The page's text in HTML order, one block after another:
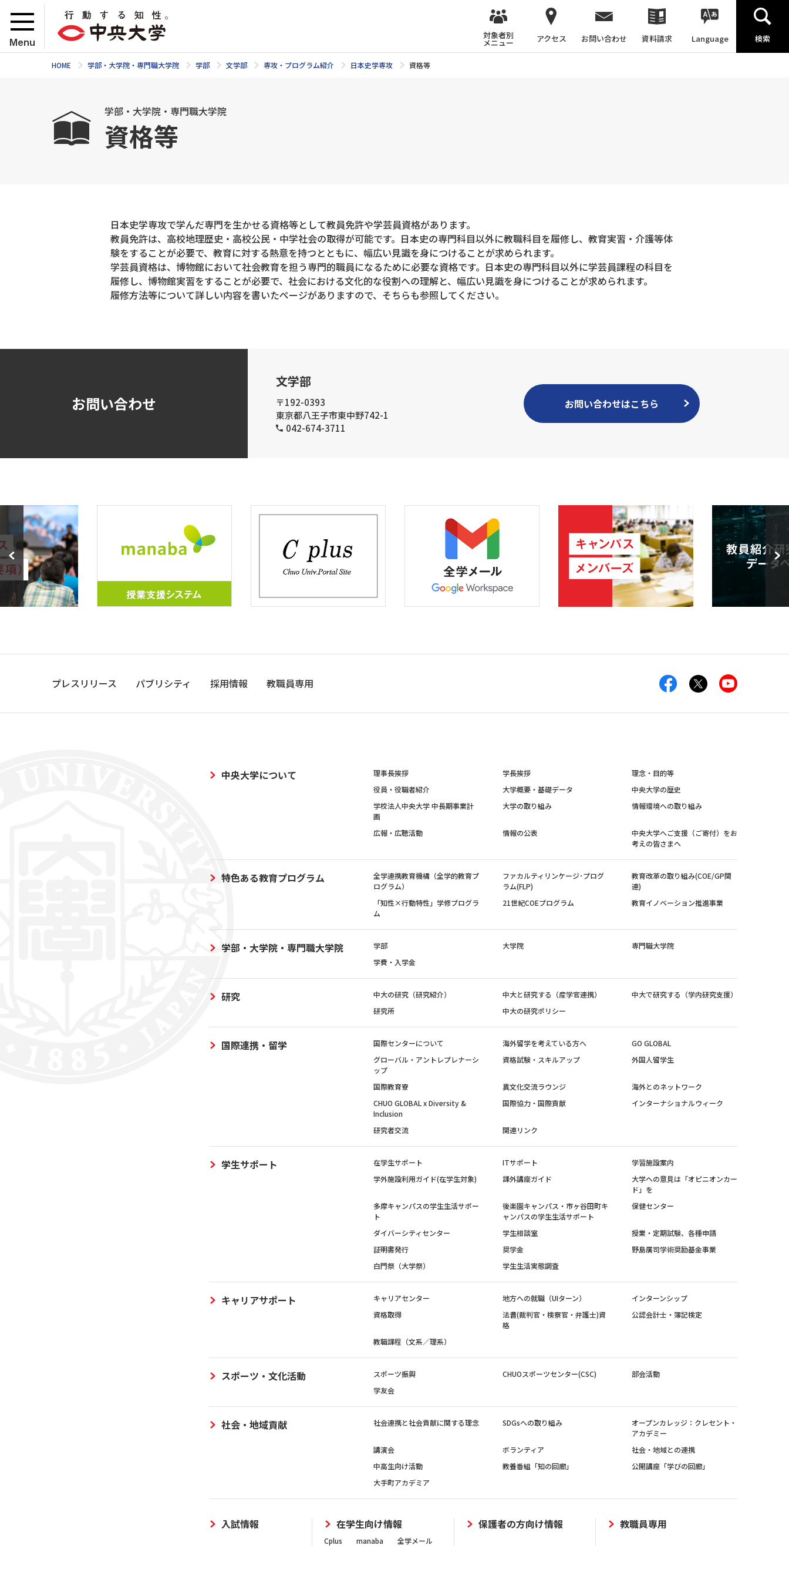
Menu
対象者別
メニュー アクセス お問い合わせ 資料請求 Language 検索
HOME 学部・大学院・専門職大学院 学部 文学部 専攻・プログラム紹介 日本史学専攻 資格等
学部・大学院・専門職大学院
資格等
日本史学専攻で学んだ専門を生かせる資格等として教員免許や学芸員資格があります。
教員免許は、高校地理歴史・高校公民・中学社会の取得が可能です。日本史の専門科目以外に教職科目を履修し、教育実習・介護等体
験をすることが必要で、教育に対する熱意を持つとともに、幅広い見識を身につけることが求められます。
学芸員資格は、博物館において社会教育を担う専門的職員になるために必要な資格です。日本史の専門科目以外に学芸員課程の科目を
履修し、博物館実習をすることが必要で、社会における文化的な役割への理解と、幅広い見識を身につけることが求められます。
履修方法等について詳しい内容を書いたページがありますので、そちらも参照してください。
お問い合わせ
文学部
〒192-0393
東京都八王子市東中野742-1
042-674-3711
お問い合わせはこちら
プレスリリース パブリシティ 採用情報 教職員専用
中央大学について 理事長挨拶 学長挨拶
理念・目的等
役員・役職者紹介
大学概要・基礎データ
中央大学の歴史
学校法人中央大学 中長期事業計
画
大学の取り組み 情報環境への取り組み
広報・広聴活動 情報の公表
中央大学へご支援（ご寄付）をお
考えの皆さまへ
特色ある教育プログラム
全学連携教育機構（全学的教育プ
ログラム）
ファカルティリンケージ･プログ
ラム(FLP)
教育改革の取り組み(COE/GP関
連)
「知性×行動特性」学修プログラ
ム
21世紀COEプログラム 教育イノベーション推進事業
学部・大学院・専門職大学院 学部 大学院
専門職大学院
学費・入学金
研究 中大の研究（研究紹介） 中大と研究する（産学官連携）
中大で研究する（学内研究支援）
研究所
中大の研究ポリシー
国際連携・留学 国際センターについて 海外留学を考えている方へ
GO GLOBAL
グローバル・アントレプレナーシ
ップ
資格試験・スキルアップ 外国人留学生
国際教育寮 異文化交流ラウンジ
海外とのネットワーク
CHUO GLOBAL x Diversity &
Inclusion
国際協力・国際貢献 インターナショナルウィーク
研究者交流 関連リンク
学生サポート 在学生サポート ITサポート
学習施設案内
学外施設利用ガイド(在学生対象)
課外講座ガイド
大学への意見は「オピニオンカー
ド」を
多摩キャンパスの学生生活サポー
ト
後楽園キャンパス・市ヶ谷田町キ
ャンパスの学生生活サポート
保健センター
ダイバーシティセンター 学生相談室
授業・定期試験、各種申請
証明書発行
奨学金
野島廣司学術奨励基金事業
白門祭（大学祭）
学生生活実態調査
キャリアサポート キャリアセンター 地方への就職（UIターン）
インターンシップ
資格取得
法曹(裁判官・検察官・弁護士)資
格
公認会計士・簿記検定
教職課程（文系／理系）
スポーツ・文化活動 スポーツ振興 CHUOスポーツセンター(CSC)
部会活動
学友会
社会・地域貢献 社会連携と社会貢献に関する理念 SDGsへの取り組み
オープンカレッジ：クレセント・
アカデミー
講演会
ボランティア
社会・地域との連携
中高生向け活動
教養番組「知の回廊」
公開講座「学びの回廊」
大手町アカデミア
入試情報 在学生向け情報
Cplus manaba 全学メール
保護者の方向け情報 教職員専用